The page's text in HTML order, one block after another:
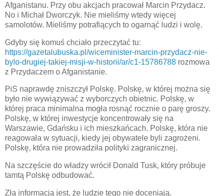
Afganistanu. Przy obu akcjach pracował Marcin Przydacz.
No i Michał Dworczyk. Nie mieliśmy wtedy więcej
samolotów. Mieliśmy potrafiących to ogarnąć ludzi i wolę.
Gdyby się komuś chciało przeczytać tu:
https://gazetalubuska.pl/wiceminister-marcin-przydacz-nie-
bylo-drugiej-takiej-misji-w-historii/ar/c1-15786788 rozmowa
z Przydaczem o Afganistanie.
PiS naprawdę zniszczył Polskę. Polskę, w której można się
było nie wywiązywać z wyborczych obietnic. Polskę, w
której praca minimalna mogła rosnąć rocznie o parę groszy.
Polskę, w której inwestycje koncentrowały się na
Warszawie, Gdańsku i ich mieszkańcach. Polskę, która nie
reagowała w sytuacji, kiedy jej obywatele byli zagrożeni.
Polskę, która nie prowadziła polityki zagranicznej.
Na szczęście do władzy wrócił Donald Tusk, który próbuje
tamtą Polskę odbudować.
Złą informacją jest, że ludzie tego nie doceniają.